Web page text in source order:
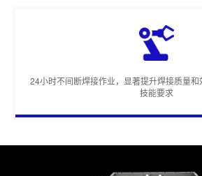
24小时不间断焊接作业，显著提升焊接质量
技能要求